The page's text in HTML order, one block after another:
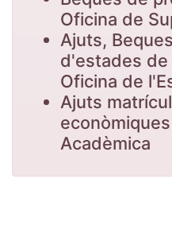
Oficina de
Ajuts,
d'estades
Oficina de
Ajuts
Acadèmica